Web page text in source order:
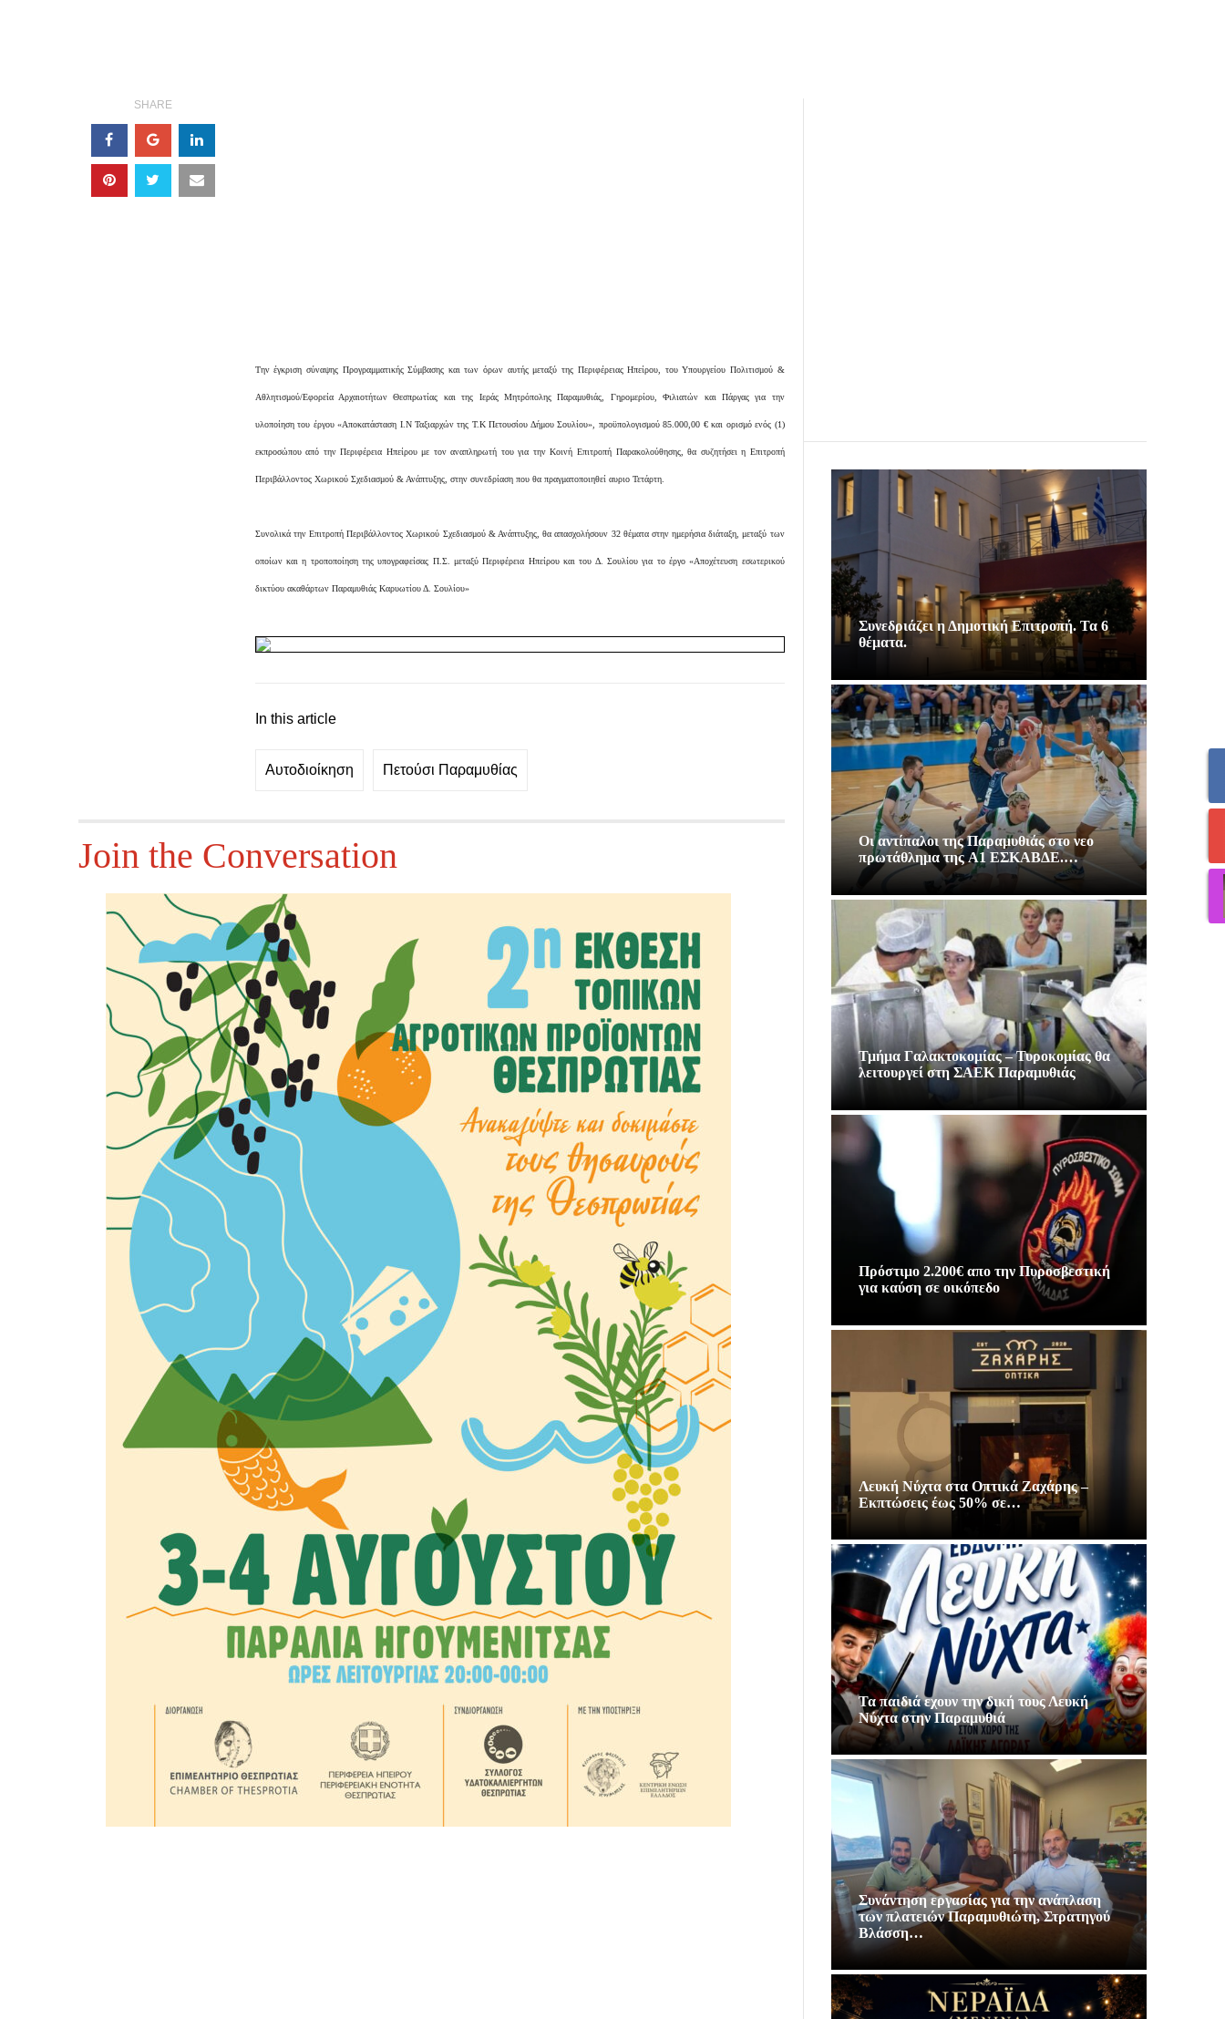
SHARE
Την έγκριση σύναψης Προγραμματικής Σύμβασης και των όρων αυτής μεταξύ της Περιφέρειας Ηπείρου, του Υπουργείου Πολιτισμού &
Αθλητισμού/Εφορεία Αρχαιοτήτων Θεσπρωτίας και της Ιεράς Μητρόπολης Παραμυθιάς, Γηρομερίου, Φιλιατών και Πάργας για την
υλοποίηση του έργου «Αποκατάσταση Ι.Ν Ταξιαρχών της Τ.Κ Πετουσίου Δήμου Σουλίου», προϋπολογισμού 85.000,00 € και ορισμό ενός (1)
εκπροσώπου από την Περιφέρεια Ηπείρου με τον αναπληρωτή του για την Κοινή Επιτροπή Παρακολούθησης, θα συζητήσει η Επιτροπή
Περιβάλλοντος Χωρικού Σχεδιασμού & Ανάπτυξης, στην συνεδρίαση που θα πραγματοποιηθεί αυριο Τετάρτη.
Συνολικά την Επιτροπή Περιβάλλοντος Χωρικού Σχεδιασμού & Ανάπτυξης, θα απασχολήσουν 32 θέματα στην ημερήσια διάταξη, μεταξύ των
οποίων και η τροποποίηση της υπογραφείσας Π.Σ. μεταξύ Περιφέρεια Ηπείρου και του Δ. Σουλίου για το έργο «Αποχέτευση εσωτερικού
δικτύου ακαθάρτων Παραμυθιάς Καρυωτίου Δ. Σουλίου»
In this article
Αυτοδιοίκηση Πετούσι Παραμυθίας
Join the Conversation
Συνεδριάζει η Δημοτική Επιτροπή. Τα 6
θέματα.
Οι αντίπαλοι της Παραμυθιάς στο νεο
πρωτάθλημα της A1 ΕΣΚΑΒΔΕ.…
Τμήμα Γαλακτοκομίας – Τυροκομίας θα
λειτουργεί στη ΣΑΕΚ Παραμυθιάς
Πρόστιμο 2.200€ απο την Πυροσβεστική
για καύση σε οικόπεδο
Λευκή Νύχτα στα Οπτικά Ζαχάρης –
Εκπτώσεις έως 50% σε…
Τα παιδιά εχουν την δική τους Λευκή
Νύχτα στην Παραμυθιά
Συνάντηση εργασίας για την ανάπλαση
των πλατειών Παραμυθιώτη, Στρατηγού
Βλάσση…